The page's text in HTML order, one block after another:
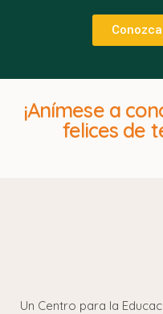
¡Anímese a
felices de
Un Centro para la